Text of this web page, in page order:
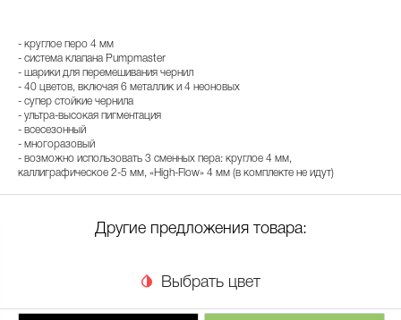
- круглое перо 4 мм
- система клапана Pumpmaster
- шарики для перемешивания чернил
- 40 цветов, включая 6 металлик и 4 неоновых
- супер стойкие чернила
- ультра-высокая пигментация
- всесезонный
- многоразовый
- возможно использовать 3 сменных пера: круглое 4 мм,
каллиграфическое 2-5 мм, «High-Flow» 4 мм (в комплекте не идут)
Другие предложения товара:
Выбрать цвет